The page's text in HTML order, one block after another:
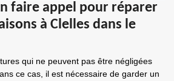
faire appel pour réparer
à Clelles dans le
qui ne peuvent pas être négligées
ce cas, il est nécessaire de garder un